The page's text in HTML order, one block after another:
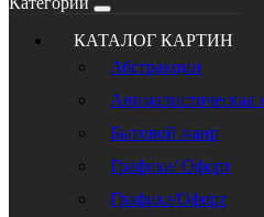
КАТАЛОГ КАРТИН
Абстракции
Анималистическая
Бытовой жанр
Графика/ Офорт
Графика/Офорт